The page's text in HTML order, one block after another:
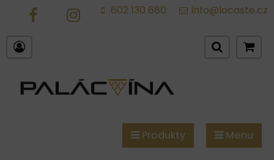
IG
602 130 680 info@locaste.cz
Produkty Menu